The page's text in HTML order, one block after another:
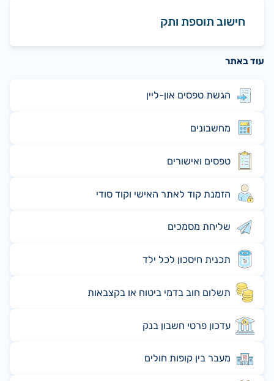
חישוב תוספת ותק
עוד באתר
הגשת טפסים און-ליין
מחשבונים
טפסים ואישורים
הזמנת קוד לאתר האישי וקוד סודי
שליחת מסמכים
תכנית חיסכון לכל ילד
תשלום חוב בדמי ביטוח או בקצבאות
עדכון פרטי חשבון בנק
מעבר בין קופות חולים